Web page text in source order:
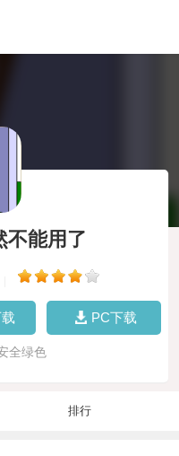
不能用了
PC下载
全绿色
排行